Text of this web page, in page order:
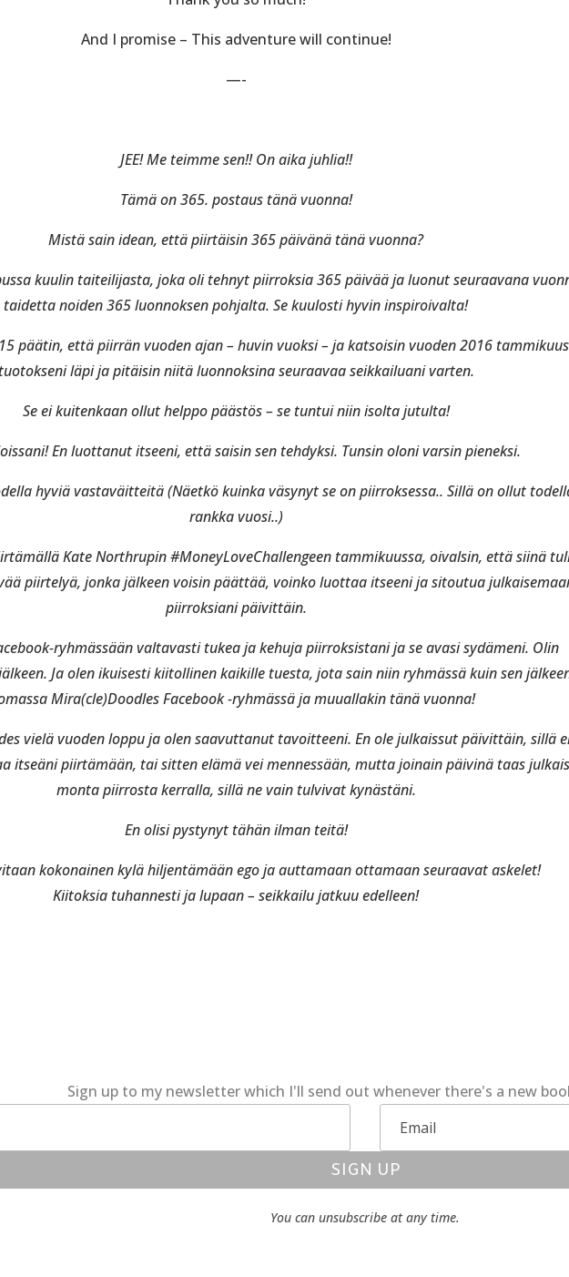
And I promise – This adventure will continue!
—-
JEE! Me teimme sen!! On aika juhlia!!
Tämä on 365. postaus tänä vuonna!
Mistä sain idean, että piirtäisin 365 päivänä tänä vuonna?
kuulin taiteilijasta, joka oli tehnyt piirroksia 365 päivää ja luonut seuraavana
taidetta noiden 365 luonnoksen pohjalta. Se kuulosti hyvin inspiroivalta!
päätin, että piirrän vuoden ajan – huvin vuoksi – ja katsoisin vuoden 2016
tuotokseni läpi ja pitäisin niitä luonnoksina seuraavaa seikkailuani varten.
Se ei kuitenkaan ollut helppo päästös – se tuntui niin isolta jutulta!
En luottanut itseeni, että saisin sen tehdyksi. Tunsin oloni varsin pieneksi.
hyviä vastaväitteitä (Näetkö kuinka väsynyt se on piirroksessa.. Sillä on ollut
rankka vuosi..)
Kate Northrupin #MoneyLoveChallengeen tammikuussa, oivalsin, että siinä
piirtelyä, jonka jälkeen voisin päättää, voinko luottaa itseeni ja sitoutua
piirroksiani päivittäin.
ryhmässään valtavasti tukea ja kehuja piirroksistani ja se avasi sydämeni. Olin
Ja olen ikuisesti kiitollinen kaikille tuesta, jota sain niin ryhmässä kuin sen
Mira(cle)Doodles Facebook -ryhmässä ja muuallakin tänä vuonna!
vielä vuoden loppu ja olen saavuttanut tavoitteeni. En ole julkaissut päivittäin, sillä
itseäni piirtämään, tai sitten elämä vei mennessään, mutta joinain päivinä taas
monta piirrosta kerralla, sillä ne vain tulvivat kynästäni.
En olisi pystynyt tähän ilman teitä!
kokonainen kylä hiljentämään ego ja auttamaan ottamaan seuraavat askelet!
Kiitoksia tuhannesti ja lupaan – seikkailu jatkuu edelleen!
Sign up to my newsletter which I'll send out whenever there's a new
SIGN UP
You can unsubscribe at any time.